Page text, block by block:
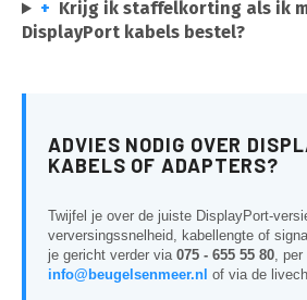
+ Krijg ik staffelkorting als ik
DisplayPort kabels bestel?
ADVIES NODIG OVER
KABELS OF ADAPTERS?
Twijfel je over de juiste DisplayPort-
verversingssnelheid, kabellengte of
je gericht verder via 075 - 655 55 80, per
info@beugelsenmeer.nl of via de